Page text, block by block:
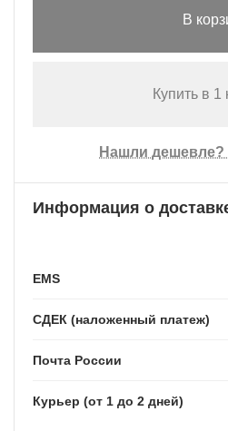
В
Купить в 1
Нашли
Информация о
EMS
СДЕК (наложенный платеж)
Почта России
Курьер (от 1 до 2 дней)